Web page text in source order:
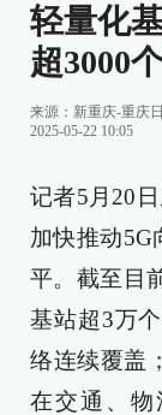
轻量化
超3000
来源： 新重庆-重庆
2025-05-22 10:05
记者5月20
加快推动5G
平。截至目
基站超3万
络连续覆盖
在交通、